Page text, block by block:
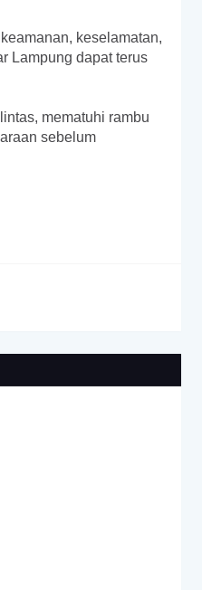
keselamatan,
Lampung dapat terus
mematuhi rambu
sebelum